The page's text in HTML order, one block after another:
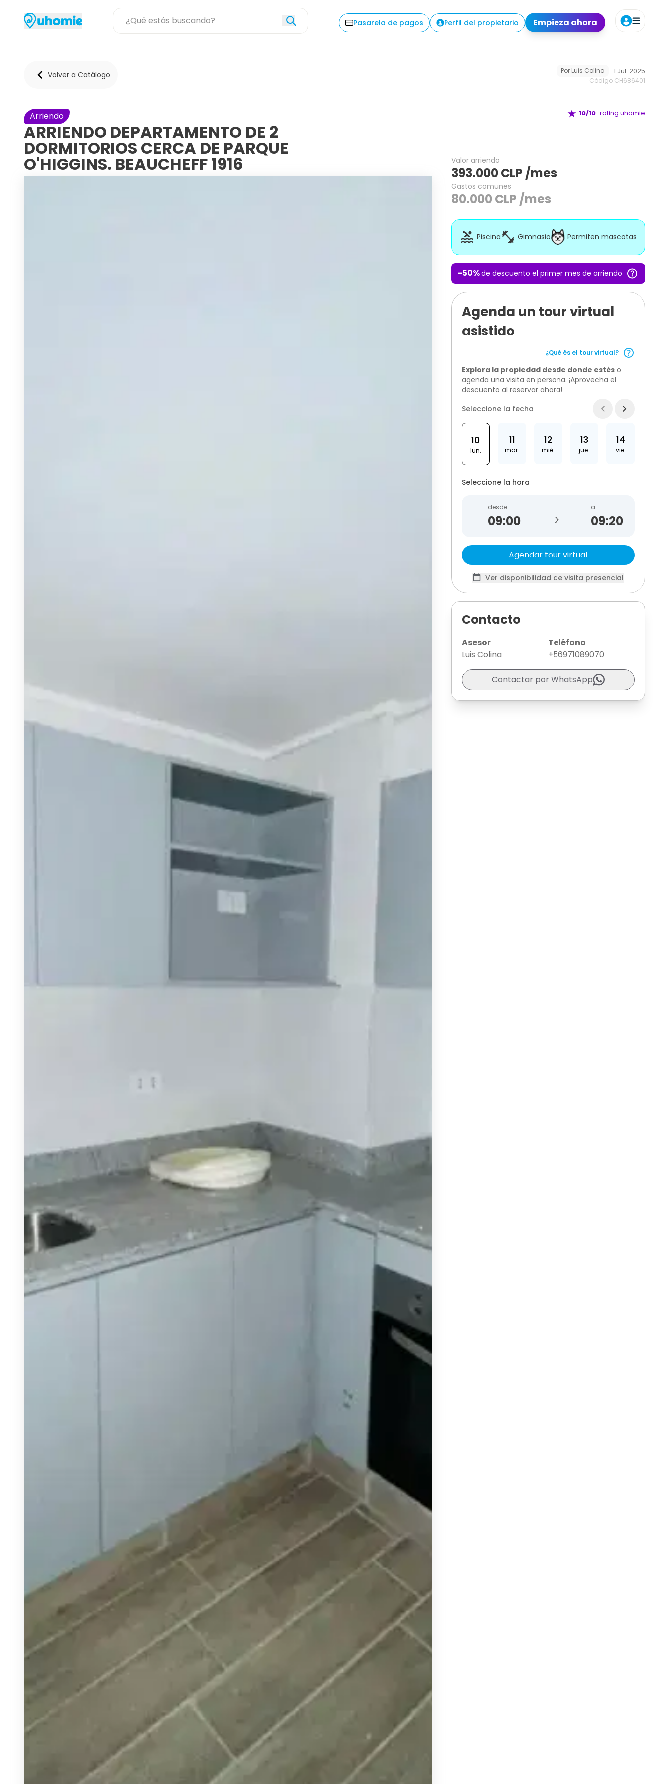
Pasarela de pagos Perfil del propietario Empieza ahora
Explorar DescripciónComodidades RequisitosUbicación Agendar tour
Volver a Catálogo Por Luis Colina 1 Jul. 2025
Código CH686401
Arriendo
ARRIENDO DEPARTAMENTO DE 2
DORMITORIOS CERCA DE PARQUE
O'HIGGINS. BEAUCHEFF 1916
10/10 rating uhomie
Valor arriendo
393.000CLP /mes
Gastos comunes
80.000 CLP /mes
Piscina Gimnasio Permiten mascotas
-50%de descuento el primer mes de arriendo
Agenda un tour virtual
asistido
¿Qué és el tour virtual?
Explora la propiedad desde donde estés o
agenda una visita en persona. ¡Aprovecha el
descuento al reservar ahora!
Seleccione la fecha
10
lun.
11
mar.
12
mié.
13
jue.
14
vie.
Seleccione la hora
desde
>
a
09:20
Agendar tour virtual
Ver disponibilidad de visita presencial
Contacto
Asesor
Luis Colina
Teléfono
+56971089070
Contactar por WhatsApp